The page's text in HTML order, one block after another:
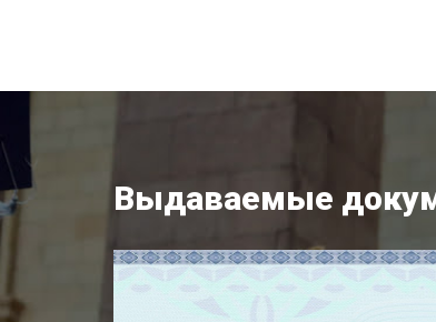
Выдаваемые